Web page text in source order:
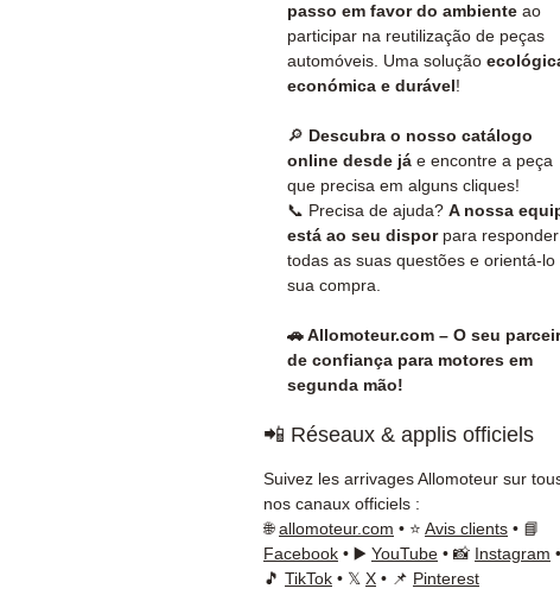
passo em favor do ambiente ao
participar na reutilização de peças
automóveis. Uma solução
económica e durável!
🔎 Descubra o nosso catálogo
online desde já e encontre a peça
que precisa em alguns cliques!
📞 Precisa de ajuda? A nossa
está ao seu disporpara
todas as suas questões e orientá-lo
sua compra.
🚗 Allomoteur.com – O seu
de confiança para motores em
segunda mão!
📲 Réseaux & applis officiels
Suivez les arrivages Allomoteur sur
nos canaux officiels :
🌐allomoteur.com • ⭐ Avis clients • 📘
Facebook • ▶️ YouTube • 📸 Instagram •
🎵 TikTok • 𝕏 X • 📌 Pinterest